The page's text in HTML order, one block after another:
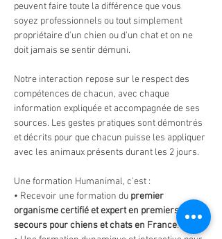
peuvent faire toute la différence que vous
soyez professionnels ou tout simplement
propriétaire d'un chien ou d'un chat et on ne
doit jamais se sentir démuni.
Notre interaction repose sur le respect des
compétences de chacun, avec chaque
information expliquée et accompagnée de ses
sources. Les gestes pratiques sont démontrés
et décrits pour que chacun puisse les appliquer
avec les animaux présents durant les 2 jours.
Une formation Humanimal, c'est :
• Recevoir une formation du premier
organisme certifié et expert en premiers
secours pour chiens et chats en France.